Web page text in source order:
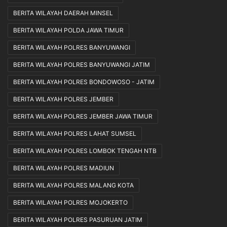
BERITA WILAYAH DAERAH MINSEL
BERITA WILAYAH POLDA JAWA TIMUR
BERITA WILAYAH POLRES BANYUWANGI
BERITA WILAYAH POLRES BANYUWANGI JATIM
BERITA WILAYAH POLRES BONDOWOSO - JATIM
BERITA WILAYAH POLRES JEMBER
BERITA WILAYAH POLRES JEMBER JAWA TIMUR
BERITA WILAYAH POLRES LAHAT SUMSEL
BERITA WILAYAH POLRES LOMBOK TENGAH NTB
BERITA WILAYAH POLRES MADIUN
BERITA WILAYAH POLRES MALANG KOTA
BERITA WILAYAH POLRES MOJOKERTO
BERITA WILAYAH POLRES PASURUAN JATIM